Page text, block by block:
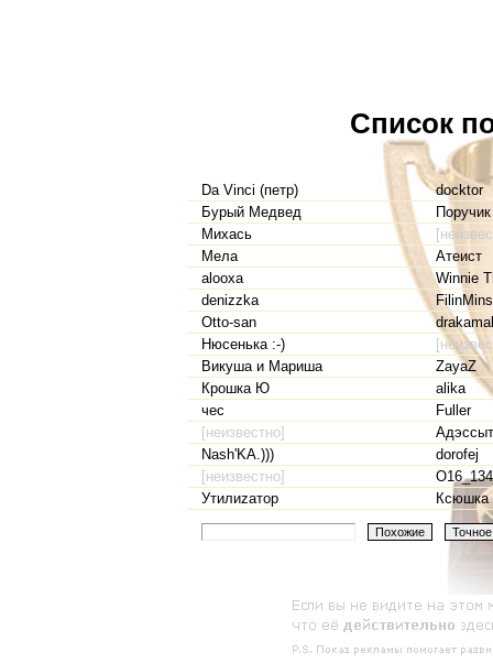
Список
Da Vinci (петр)
docktor
Бурый Медвед
Михась
Мела
Атеист
alooxa
Winnie
denizzka
Otto-san
Нюсенька :-)
Викуша и Мариша
ZayaZ
Крошка Ю
alika
чес
Fuller
[неизвестно]
Адэссыт
Nash'KA.)))
dorofej
[неизвестно]
Утилиzатор
Ксюшка